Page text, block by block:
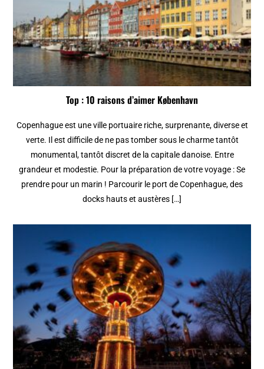
Top : 10 raisons d’aimer København
Copenhague est une ville portuaire riche, surprenante, diverse et
verte. Il est difficile de ne pas tomber sous le charme tantôt
monumental, tantôt discret de la capitale danoise. Entre
grandeur et modestie. Pour la préparation de votre voyage : Se
prendre pour un marin ! Parcourir le port de Copenhague, des
docks hauts et austères […]